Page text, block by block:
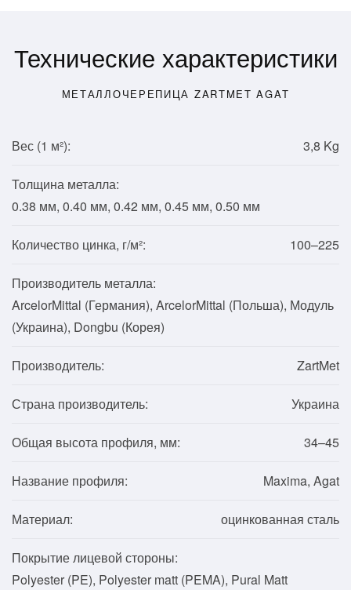
Технические характеристики
МЕТАЛЛОЧЕРЕПИЦА ZARTMET AGAT
Вес (1 м²): 3,8 Kg
Толщина металла:
0.38 мм, 0.40 мм, 0.42 мм, 0.45 мм, 0.50 мм
Количество цинка, г/м²: 100–225
Производитель металла:
ArcelorMittal (Германия), ArcelorMittal (Польша), Модуль
(Украина), Dongbu (Корея)
Производитель: ZartMet
Страна производитель: Украина
Общая высота профиля, мм: 34–45
Название профиля: Maxima, Agat
Материал: оцинкованная сталь
Покрытие лицевой стороны:
Polyester (PE), Polyester matt (PEMA), Pural Matt